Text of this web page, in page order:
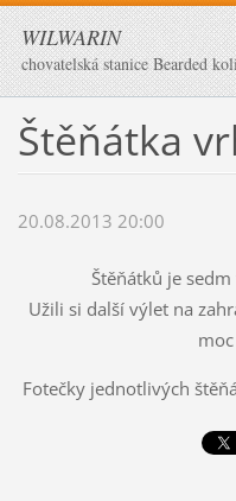
WILWARIN
chovatelská stanice Bearded
Štěňátka
20.08.2013 20:00
Štěňátků je
Užili si další výlet na
Fotečky jednotlivých